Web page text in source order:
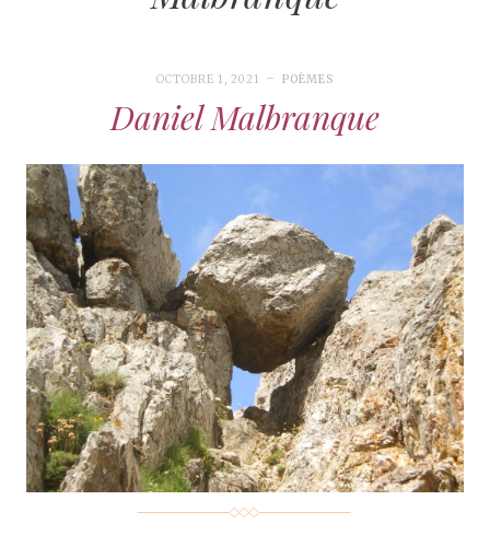
OCTOBRE 1, 2021 POÈMES
Daniel Malbranque